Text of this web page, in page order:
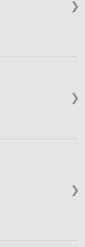
❯
❯
❯